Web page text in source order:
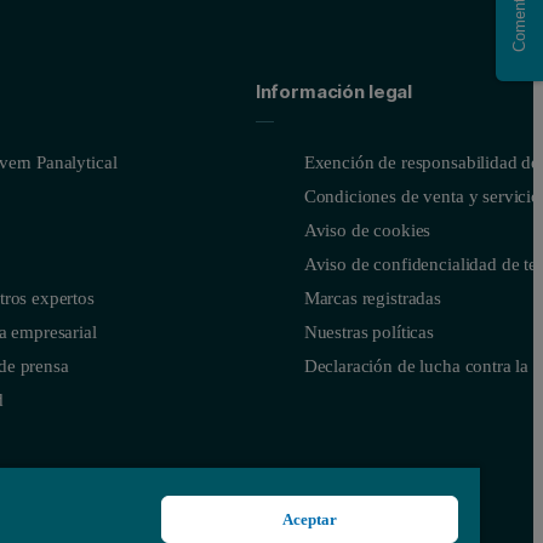
Panalytical
expertos
empresarial
prensa
Información legal
Exención de responsabilidad
Condiciones de venta y servicio
Aviso de cookies
Aviso de confidencialidad de
Marcas registradas
Nuestras políticas
Declaración de lucha contra la
Aceptar